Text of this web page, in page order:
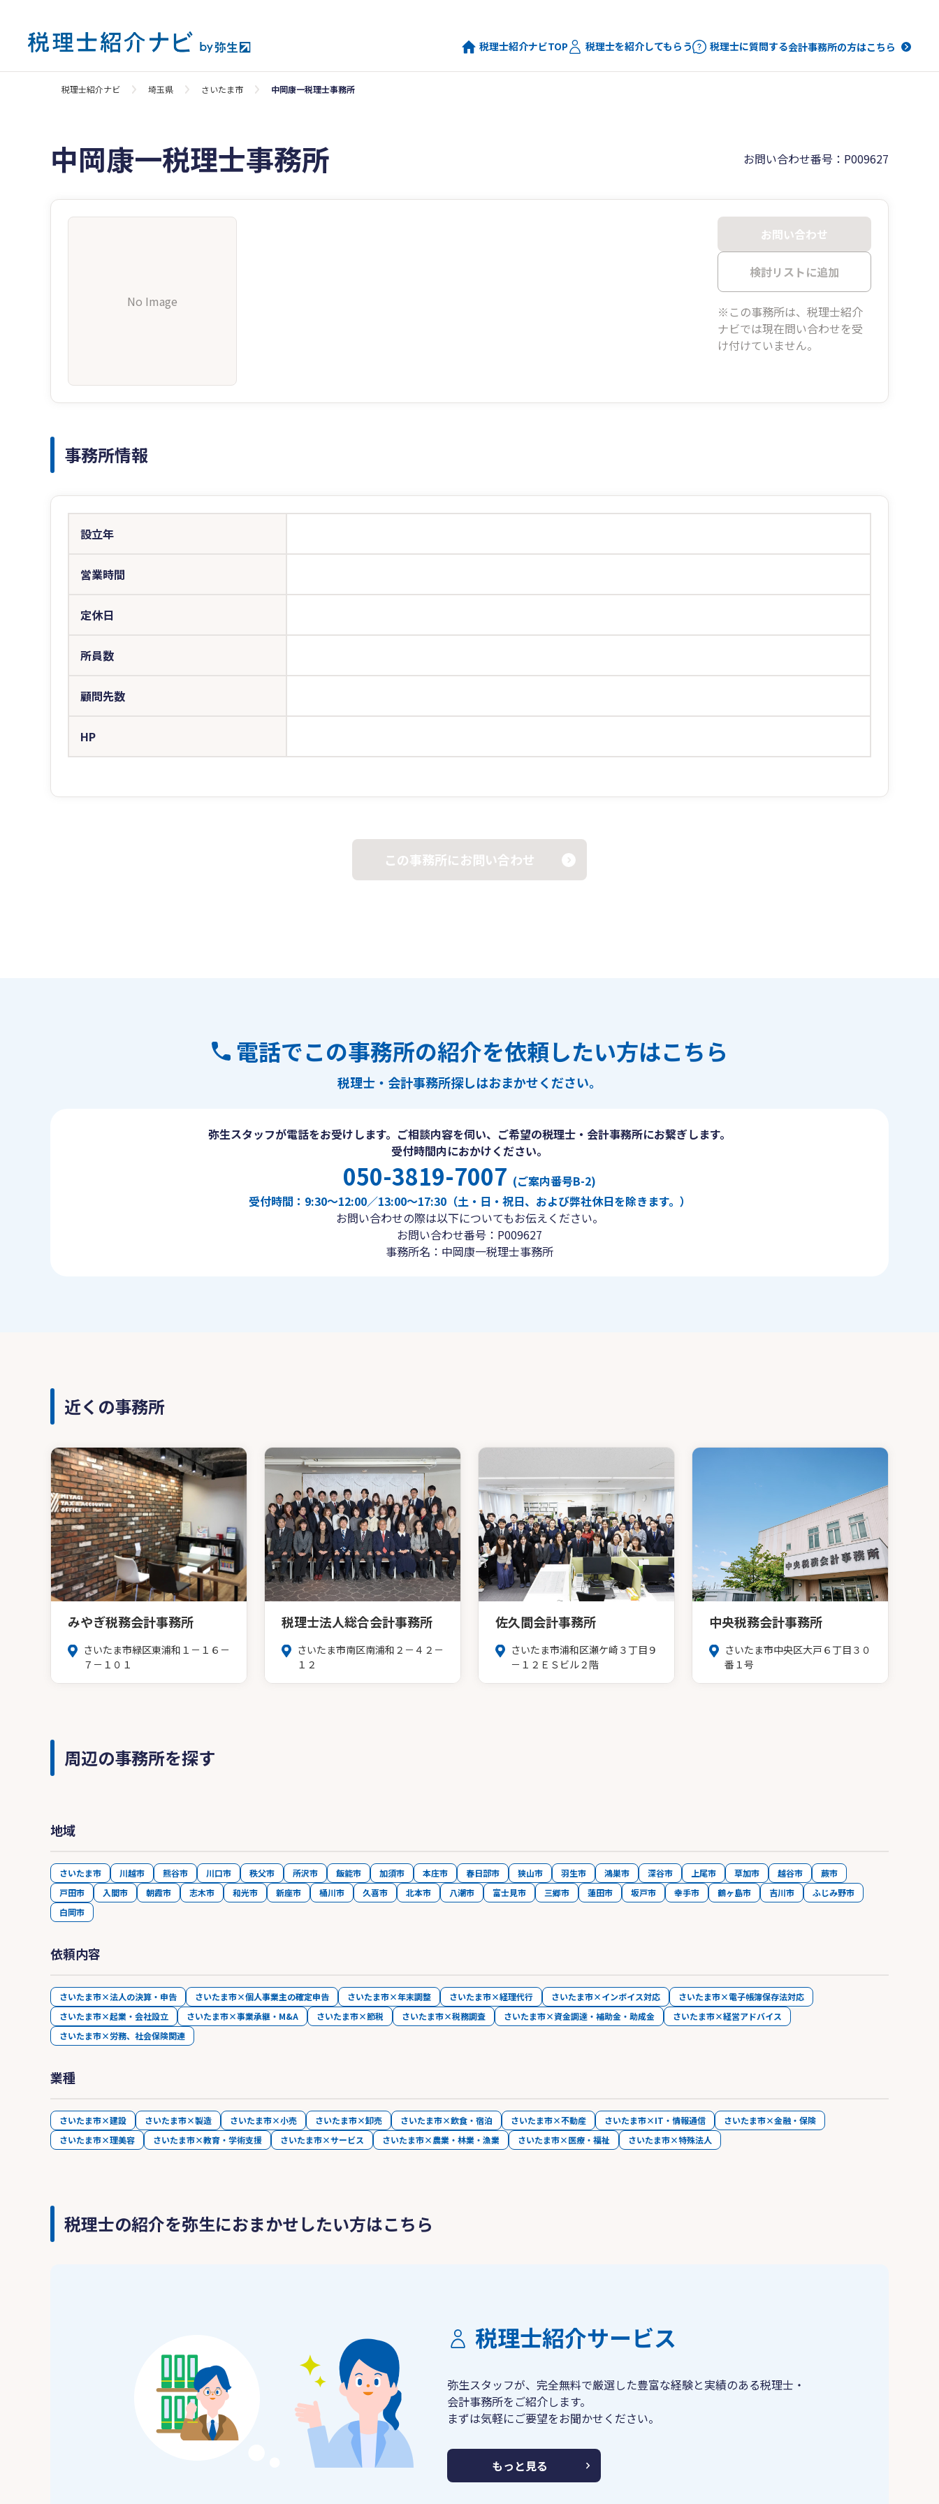
税理士紹介ナビTOP 税理士を紹介してもらう 税理士に質問する会計事務所の方はこちら
税理士紹介ナビ 埼玉県 さいたま市 中岡康一税理士事務所
中岡康一税理士事務所 お問い合わせ番号：P009627
No Image
お問い合わせ
検討リストに追加
※この事務所は、税理士紹介
ナビでは現在問い合わせを受
け付けていません。
事務所情報
設立年
営業時間
定休日
所員数
顧問先数
HP
この事務所にお問い合わせ
電話でこの事務所の紹介を依頼したい方はこちら
税理士・会計事務所探しはおまかせください。
弥生スタッフが電話をお受けします。ご相談内容を伺い、ご希望の税理士・会計事務所にお繋ぎします。
受付時間内におかけください。
050-3819-7007 (ご案内番号B-2)
受付時間：9:30〜12:00／13:00〜17:30（土・日・祝日、および弊社休日を除きます。）
お問い合わせの際は以下についてもお伝えください。
お問い合わせ番号：P009627
事務所名：中岡康一税理士事務所
近くの事務所
みやぎ税務会計事務所
さいたま市緑区東浦和１－１６－
７－１０１
税理士法人総合会計事務所
さいたま市南区南浦和２－４２－
１２
佐久間会計事務所
さいたま市浦和区瀬ケ崎３丁目９
－１２ＥＳビル２階
中央税務会計事務所
さいたま市中央区大戸６丁目３０
番１号
周辺の事務所を探す
地域
さいたま市 川越市 熊谷市 川口市 秩父市 所沢市 飯能市 加須市 本庄市 春日部市 狭山市 羽生市 鴻巣市 深谷市 上尾市 草加市 越谷市
蕨市
戸田市
入間市 朝霞市 志木市 和光市 新座市 桶川市 久喜市 北本市 八潮市 富士見市 三郷市 蓮田市 坂戸市 幸手市 鶴ヶ島市 吉川市
ふじみ野市
白岡市
依頼内容
さいたま市×法人の決算・申告 さいたま市×個人事業主の確定申告 さいたま市×年末調整 さいたま市×経理代行 さいたま市×インボイス対応
さいたま市×電子帳簿保存法対応
さいたま市×起業・会社設立
さいたま市×事業承継・M&A さいたま市×節税 さいたま市×税務調査 さいたま市×資金調達・補助金・助成金
さいたま市×経営アドバイス
さいたま市×労務、社会保険関連
業種
さいたま市×建設 さいたま市×製造 さいたま市×小売 さいたま市×卸売 さいたま市×飲食・宿泊 さいたま市×不動産 さいたま市×IT・情報通信
さいたま市×金融・保険
さいたま市×理美容
さいたま市×教育・学術支援 さいたま市×サービス さいたま市×農業・林業・漁業 さいたま市×医療・福祉 さいたま市×特殊法人
税理士の紹介を弥生におまかせしたい方はこちら
税理士紹介サービス
弥生スタッフが、完全無料で厳選した豊富な経験と実績のある税理士・
会計事務所をご紹介します。
まずは気軽にご要望をお聞かせください。
もっと見る